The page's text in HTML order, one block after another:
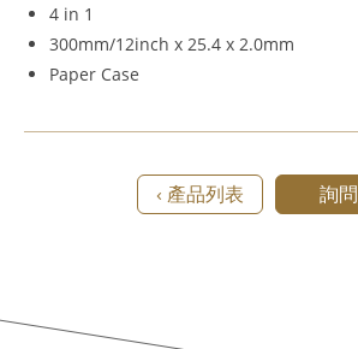
4 in 1
300mm/12inch x 25.4 x 2.0mm
Paper Case
‹ 產品列表 詢問